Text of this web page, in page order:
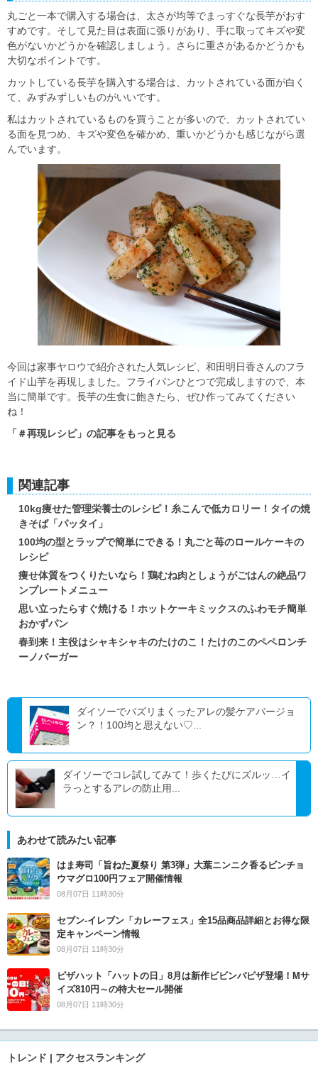
丸ごと一本で購入する場合は、太さが均等でまっすぐな長芋がおす
すめです。そして見た目は表面に張りがあり、手に取ってキズや変
色がないかどうかを確認しましょう。さらに重さがあるかどうかも
大切なポイントです。
カットしている長芋を購入する場合は、カットされている面が白く
て、みずみずしいものがいいです。
私はカットされているものを買うことが多いので、カットされてい
る面を見つめ、キズや変色を確かめ、重いかどうかも感じながら選
んでいます。
今回は家事ヤロウで紹介された人気レシピ、和田明日香さんのフラ
イド山芋を再現しました。フライパンひとつで完成しますので、本
当に簡単です。長芋の生食に飽きたら、ぜひ作ってみてください
ね！
「＃再現レシピ」の記事をもっと見る
関連記事
10kg痩せた管理栄養士のレシピ！糸こんで低カロリー！タイの焼
きそば「パッタイ」
100均の型とラップで簡単にできる！丸ごと苺のロールケーキの
レシピ
痩せ体質をつくりたいなら！鶏むね肉としょうがごはんの絶品ワ
ンプレートメニュー
思い立ったらすぐ焼ける！ホットケーキミックスのふわモチ簡単
おかずパン
春到来！主役はシャキシャキのたけのこ！たけのこのペペロンチ
ーノバーガー
ダイソーでバズリまくったアレの髪ケアバージョ
ン？！100均と思えない♡...
ダイソーでコレ試してみて！歩くたびにズルッ…イ
ラっとするアレの防止用...
あわせて読みたい記事
はま寿司「旨ねた夏祭り 第3弾」大葉ニンニク香るビンチョ
ウマグロ100円フェア開催情報
08月07日 11時30分
セブン‐イレブン「カレーフェス」全15品商品詳細とお得な限
定キャンペーン情報
08月07日 11時30分
ピザハット「ハットの日」8月は新作ビビンバピザ登場！Mサ
イズ810円～の特大セール開催
08月07日 11時30分
トレンド | アクセスランキング